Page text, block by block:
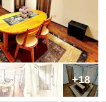
+18